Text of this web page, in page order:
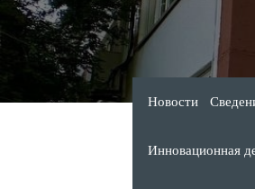
Новости
Инновационная